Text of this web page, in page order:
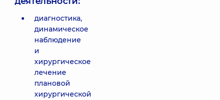
диагностика,
динамическое
наблюдение
и
хирургическое
лечение
плановой
хирургической